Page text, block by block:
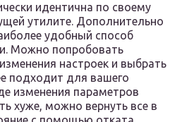
идентична по своему
утилите. Дополнительно
удобный способ
Можно попробовать
настроек и выбрать
подходит для вашего
изменения параметров
хуже, можно вернуть все в